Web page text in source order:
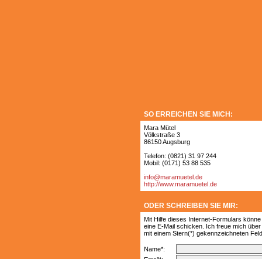
SO ERREICHEN SIE MICH:
Mara Mütel
Völkstraße 3
86150 Augsburg
Telefon: (0821) 31 97 244
Mobil: (0171) 53 88 535
info@maramuetel.de
http://www.maramuetel.de
ODER SCHREIBEN SIE MIR:
Mit Hilfe dieses Internet-Formulars
eine E-Mail schicken. Ich freue mich
mit einem Stern(*) gekennzeichneten
Name*: